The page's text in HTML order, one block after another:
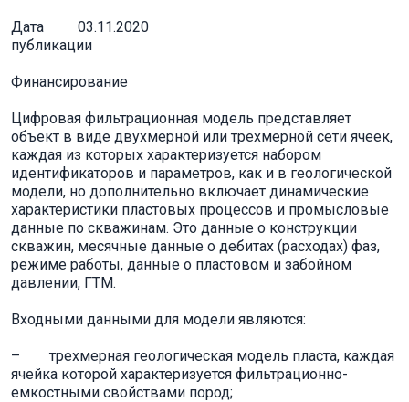
Дата
публикации
03.11.2020
Финансирование
Цифровая фильтрационная модель представляет
объект в виде двухмерной или трехмерной сети ячеек,
каждая из которых характеризуется набором
идентификаторов и параметров, как и в геологической
модели, но дополнительно включает динамические
характеристики пластовых процессов и промысловые
данные по скважинам. Это данные о конструкции
скважин, месячные данные о дебитах (расходах) фаз,
режиме работы, данные о пластовом и забойном
давлении, ГТМ.
Входными данными для модели являются:
– трехмерная геологическая модель пласта, каждая
ячейка которой характеризуется фильтрационно-
емкостными свойствами пород;